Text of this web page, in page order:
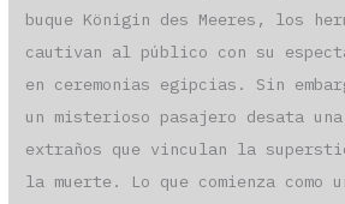
buque Königin des Meeres, los
cautivan al público con su
en ceremonias egipcias. Sin
un misterioso pasajero desata
extraños que vinculan la
la muerte. Lo que comienza como